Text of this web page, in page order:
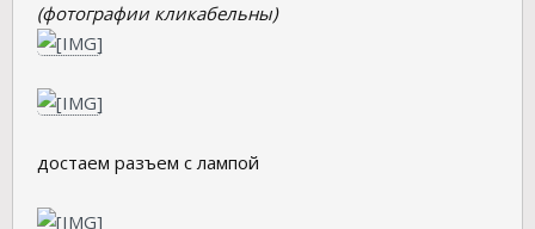
(фотографии кликабельны)
достаем разъем с лампой